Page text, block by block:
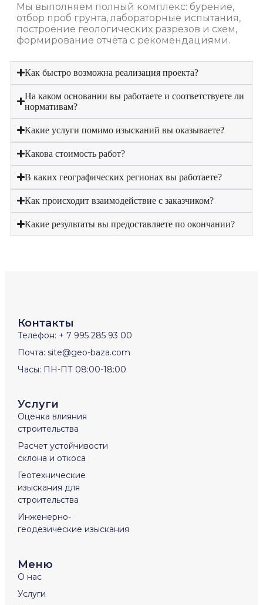
Мы выполняем полный комплекс: бурение,
отбор проб грунта, лабораторные испытания,
построение геологических разрезов и схем,
формирование отчёта с рекомендациями.
Как быстро возможна реализация проекта?
На каком основании вы работаете и соответствуете ли
нормативам?
Какие услуги помимо изысканий вы оказываете?
Какова стоимость работ?
В каких географических регионах вы работаете?
Как происходит взаимодействие с заказчиком?
Какие результаты вы предоставляете по окончании?
Услуги
Оценка влияния
строительства
Расчет устойчивости
склона и откоса
Геотехнические
изыскания для
строительства
Инженерно-
геодезические изыскания
Меню
О нас
Услуги
Контакты
Телефон: + 7 995 285 93 00
Почта: site@geo-baza.com
Часы: ПН-ПТ 08:00-18:00